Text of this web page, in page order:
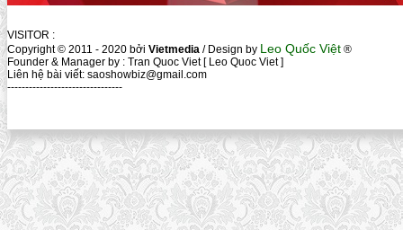
VISITOR :
Copyright © 2011 - 2020 bởi Vietmedia / Design by Leo Quốc Việt ®
Founder & Manager by : Tran Quoc Viet [ Leo Quoc Viet ]
Liên hệ bài viết: saoshowbiz@gmail.com
--------------------------------